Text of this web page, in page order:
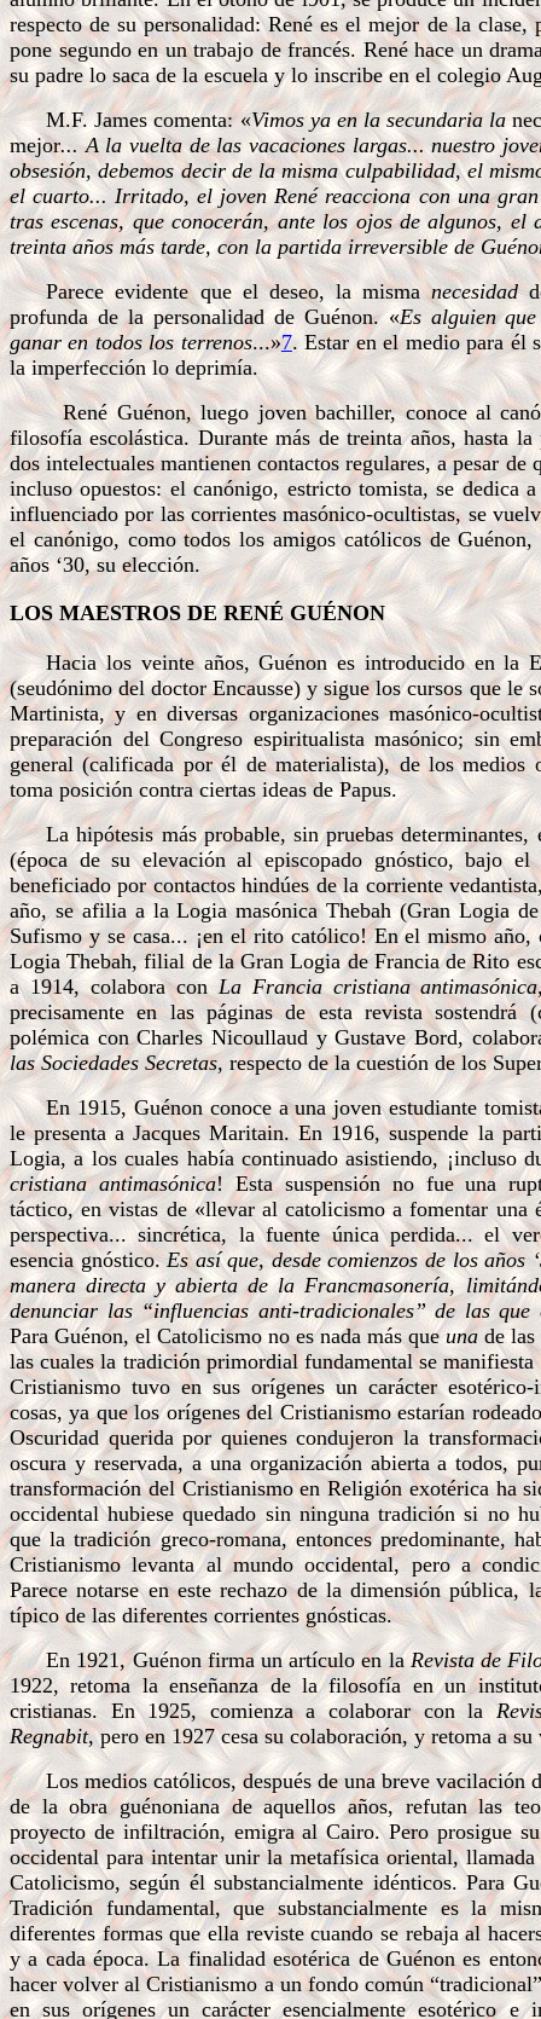
respecto de su personalidad: René es el mejor de la
pone segundo en un trabajo de francés. René hace un
su padre lo saca de la escuela y lo inscribe en el colegio
M.F. James comenta: «Vimos ya en la secundaria la
mejor... A la vuelta de las vacaciones largas... nuestro
obsesión, debemos decir de la misma culpabilidad, el
el cuarto... Irritado, el joven René reacciona con una gran
tras escenas, que conocerán, ante los ojos de algunos, el
treinta años más tarde, con la partida irreversible de
Parece evidente que el deseo, la mismanecesidad
profunda de la personalidad de Guénon. «Es alguien
ganar en todos los terrenos...»7. Estar en el medio para él
la imperfección lo deprimía.
René Guénon, luego joven bachiller, conoce al
filosofía escolástica. Durante más de treinta años, hasta
dos intelectuales mantienen contactos regulares, a pesar de
incluso opuestos: el canónigo, estricto tomista, se dedica
influenciado por las corrientes masónico-ocultistas, se
el canónigo, como todos los amigos católicos de
años ‘30, su elección.
LOS MAESTROS DE RENÉ GUÉNON
Hacia los veinte años, Guénon es introducido en la
(seudónimo del doctor Encausse) y sigue los cursos que le
Martinista, y en diversas organizaciones masónico-
preparación del Congreso espiritualista masónico; sin
general (calificada por él de materialista), de los medios
toma posición contra ciertas ideas de Papus.
La hipótesis más probable, sin pruebas
(época de su elevación al episcopado gnóstico, bajo
beneficiado por contactos hindúes de la corriente
año, se afilia a la Logia masónica Thebah (Gran Logia
Sufismo y se casa... ¡en el rito católico! En el mismo
Logia Thebah, filial de la Gran Logia de Francia de Rito
a 1914, colabora conLa Francia cristiana
precisamente en las páginas de esta revista sostendrá
polémica con Charles Nicoullaud y Gustave Bord,
las Sociedades Secretas, respecto de la cuestión de los
En 1915, Guénon conoce a una joven estudiante
le presenta a Jacques Maritain. En 1916, suspende la
Logia, a los cuales había continuado asistiendo, ¡incluso
cristiana antimasónica! Esta suspensión no fue una
táctico, en vistas de «llevar al catolicismo a fomentar una
perspectiva... sincrética, la fuente única perdida... el
esencia gnóstico.Es así que, desde comienzos de los años
manera directa y abierta de la Francmasonería,
denunciar las “influencias anti-tradicionales” de las
Para Guénon, el Catolicismo no es nada más queuna de
las cuales la tradición primordial fundamental se
Cristianismo tuvo en sus orígenes un carácter
cosas, ya que los orígenes del Cristianismo estarían
Oscuridad querida por quienes condujeron la
oscura y reservada, a una organización abierta a todos,
transformación del Cristianismo en Religión exotérica ha
occidental hubiese quedado sin ninguna tradición si no
que la tradición greco-romana, entonces predominante,
Cristianismo levanta al mundo occidental, pero a
Parece notarse en este rechazo de la dimensión pública,
típico de las diferentes corrientes gnósticas.
En 1921, Guénon firma un artículo en laRevista de
1922, retoma la enseñanza de la filosofía en un
cristianas. En 1925, comienza a colaborar con la
Regnabit, pero en 1927 cesa su colaboración, y retoma a
Los medios católicos, después de una breve vacilación
de la obra guénoniana de aquellos años, refutan las
proyecto de infiltración, emigra al Cairo. Pero prosigue
occidental para intentar unir la metafísica oriental,
Catolicismo, según él substancialmente idénticos. Para
Tradición fundamental, que substancialmente es la
diferentes formas que ella reviste cuando se rebaja al
y a cada época. La finalidad esotérica de Guénon es
hacer volver al Cristianismo a un fondo común
en sus orígenes un carácter esencialmente esotérico